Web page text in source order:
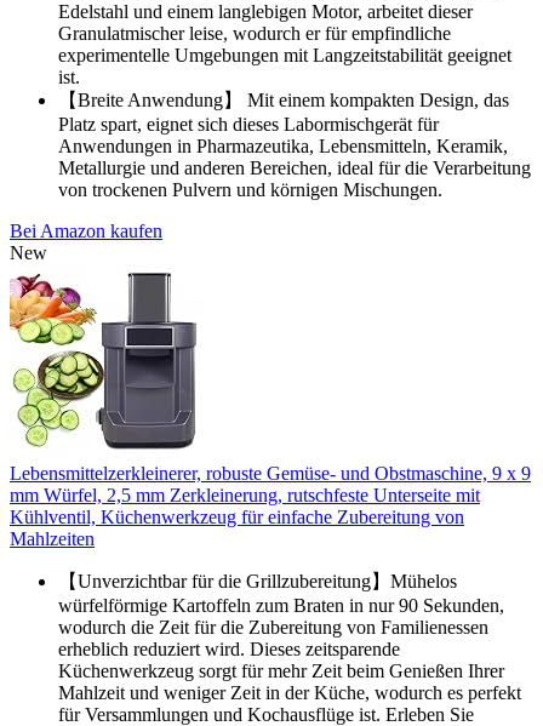
Edelstahl und einem langlebigen Motor, arbeitet dieser
Granulatmischer leise, wodurch er für empfindliche
experimentelle Umgebungen mit Langzeitstabilität geeignet
ist.
【Breite Anwendung】 Mit einem kompakten Design, das
Platz spart, eignet sich dieses Labormischgerät für
Anwendungen in Pharmazeutika, Lebensmitteln, Keramik,
Metallurgie und anderen Bereichen, ideal für die Verarbeitung
von trockenen Pulvern und körnigen Mischungen.
Bei Amazon kaufen
New
Lebensmittelzerkleinerer, robuste Gemüse- und Obstmaschine, 9 x 9
mm Würfel, 2,5 mm Zerkleinerung, rutschfeste Unterseite mit
Kühlventil, Küchenwerkzeug für einfache Zubereitung von
Mahlzeiten
【Unverzichtbar für die Grillzubereitung】Mühelos
würfelförmige Kartoffeln zum Braten in nur 90 Sekunden,
wodurch die Zeit für die Zubereitung von Familienessen
erheblich reduziert wird. Dieses zeitsparende
Küchenwerkzeug sorgt für mehr Zeit beim Genießen Ihrer
Mahlzeit und weniger Zeit in der Küche, wodurch es perfekt
für Versammlungen und Kochausflüge ist. Erleben Sie